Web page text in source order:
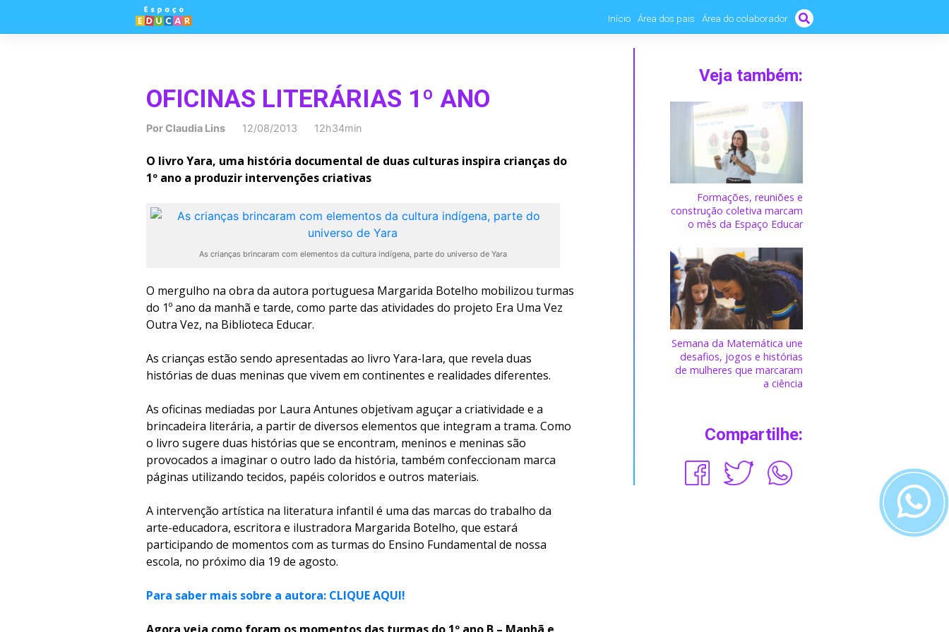
Início Área dos pais Área do colaborador
OFICINAS LITERÁRIAS 1º ANO
Por Claudia Lins 12/08/2013 12h34min
O livro Yara, uma história documental de duas culturas inspira crianças do
1º ano a produzir intervenções criativas
As crianças brincaram com elementos da cultura indígena, parte do universo de Yara
O mergulho na obra da autora portuguesa Margarida Botelho mobilizou turmas
do 1º ano da manhã e tarde, como parte das atividades do projeto Era Uma Vez
Outra Vez, na Biblioteca Educar.
As crianças estão sendo apresentadas ao livro Yara-Iara, que revela duas
histórias de duas meninas que vivem em continentes e realidades diferentes.
As oficinas mediadas por Laura Antunes objetivam aguçar a criatividade e a
brincadeira literária, a partir de diversos elementos que integram a trama. Como
o livro sugere duas histórias que se encontram, meninos e meninas são
provocados a imaginar o outro lado da história, também confeccionam marca
páginas utilizando tecidos, papéis coloridos e outros materiais.
A intervenção artística na literatura infantil é uma das marcas do trabalho da
arte-educadora, escritora e ilustradora Margarida Botelho, que estará
participando de momentos com as turmas do Ensino Fundamental de nossa
escola, no próximo dia 19 de agosto.
Para saber mais sobre a autora: CLIQUE AQUI!
Veja também:
Formações, reuniões e
construção coletiva marcam
o mês da Espaço Educar
Semana da Matemática une
desafios, jogos e histórias
de mulheres que marcaram
a ciência
Compartilhe: